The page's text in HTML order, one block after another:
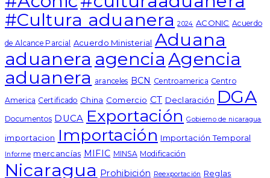
#Cultura aduanera 2024 ACONIC Acuerdo
de Alcance Parcial Acuerdo Ministerial Aduana
aduanera agencia Agencia
aduanera aranceles BCN Centroamerica Centro
America Certificado China Comercio CT Declaración DGA
Documentos DUCA Exportación Gobierno de nicaragua
importacion Importación Importación Temporal
Informe mercancías MIFIC MINSA Modificación
Nicaragua Prohibición Reexportación Reglas